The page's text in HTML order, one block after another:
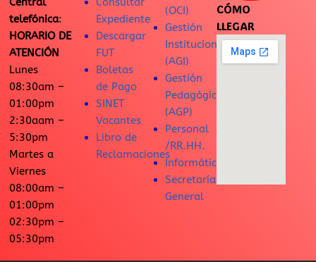
telefónica:
HORARIO DE
ATENCIÓN
Lunes
08:30am –
01:00pm
2:30aam –
5:30pm
Martes a
Viernes
08:00am –
01:00pm
02:30pm –
05:30pm
Expediente
Descargar
FUT
Boletas
de Pago
SINET
Vacantes
Libro de
Reclamaciones
(OCI)
Gestión
Institucional
(AGI)
Gestión
Pedagógica
(AGP)
Personal
/RR.HH.
Informática
Secretaría
General
CÓMO
LLEGAR